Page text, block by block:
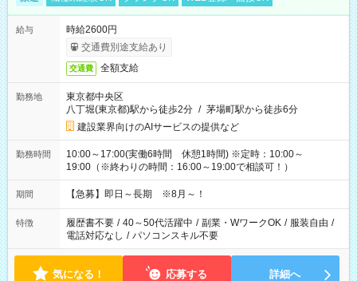
給与
時給2600円
交通費別途支給あり
交通費 全額支給
勤務地
東京都中央区
八丁堀(東京都)駅から徒歩2分 / 茅場町駅から徒歩6分
建設業界向けのAIサービスの提供など
勤務時間
10:00～17:00(実働6時間 休憩1時間) ※定時：10:00～
19:00（※終わりの時間：16:00～19:00で相談可！）
期間 【急募】即日～長期 ※8月～！
特徴 履歴書不要 / 40～50代活躍中 / 副業・WワークOK / 服装自由 /
電話対応なし / パソコンスキル不要
気になる！ 応募する 詳細へ